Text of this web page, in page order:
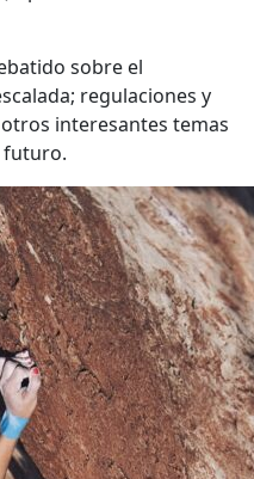
sobre el
regulaciones y
interesantes temas
futuro.